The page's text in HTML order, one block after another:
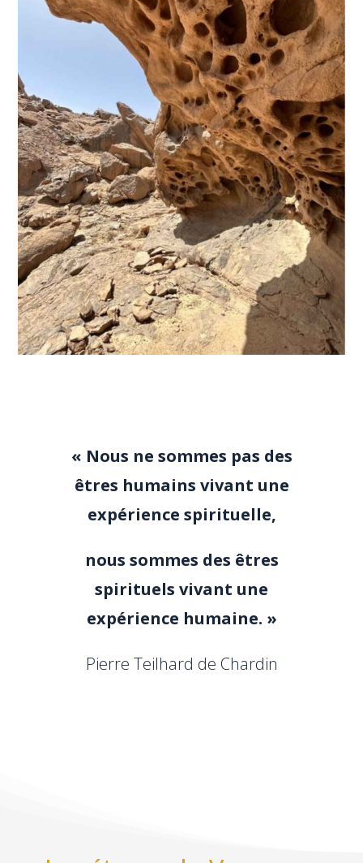
« Nous ne sommes pas des
êtres humains vivant une
expérience spirituelle,
nous sommes des êtres
spirituels vivant une
expérience humaine. »
Pierre Teilhard de Chardin